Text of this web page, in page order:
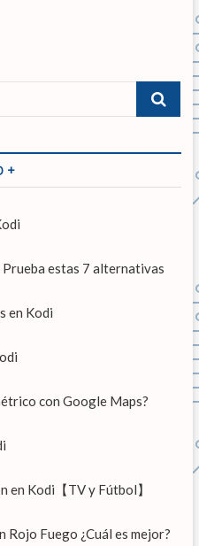
c
r
+
estas 7 alternativas
en Kodi
con Google Maps?
en Kodi【TV y Fútbol】
Rojo Fuego ¿Cuál es mejor?